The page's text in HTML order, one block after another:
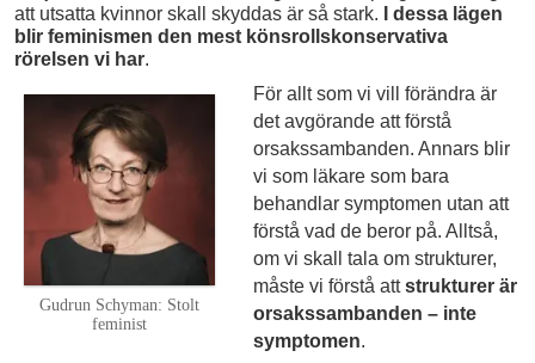
att utsatta kvinnor skall skyddas är så stark.
I dessa lägen
blir feminismen den mest könsrollskonservativa
rörelsen vi har.
Gudrun Schyman: Stolt
feminist
För allt som vi vill förändra är
det avgörande att förstå
orsakssambanden. Annars blir
vi som läkare som bara
behandlar symptomen utan att
förstå vad de beror på. Alltså,
om vi skall tala om strukturer,
måste vi förstå attstrukturer är
orsakssambanden – inte
symptomen.